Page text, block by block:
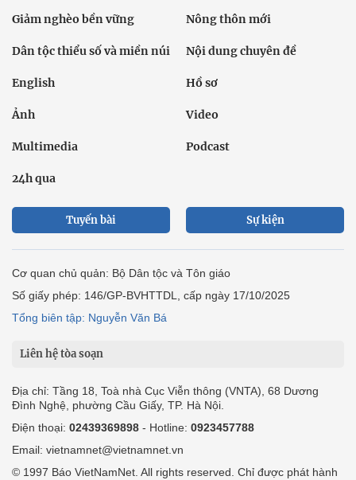
Giảm nghèo bền vững Nông thôn mới
Dân tộc thiểu số và miền núi Nội dung chuyên đề
English Hồ sơ
Ảnh Video
Multimedia Podcast
24h qua
Tuyến bài Sự kiện
Cơ quan chủ quản: Bộ Dân tộc và Tôn giáo
Số giấy phép: 146/GP-BVHTTDL, cấp ngày 17/10/2025
Tổng biên tập: Nguyễn Văn Bá
Liên hệ tòa soạn
Địa chỉ: Tầng 18, Toà nhà Cục Viễn thông (VNTA), 68 Dương
Đình Nghệ, phường Cầu Giấy, TP. Hà Nội.
Điện thoại: 02439369898 - Hotline: 0923457788
Email: vietnamnet@vietnamnet.vn
© 1997 Báo VietNamNet. All rights reserved. Chỉ được phát hành